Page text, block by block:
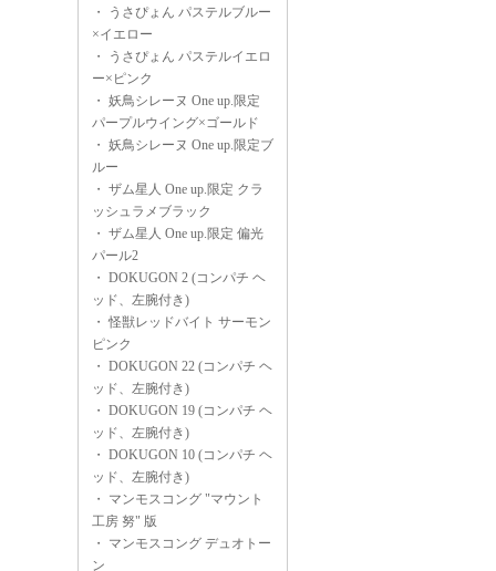
・
うさぴょん パステルブルー
×イエロー
・
うさぴょん パステルイエロ
ー×ピンク
・ 妖鳥シレーヌ One up.限定
パープルウイング×ゴールド
・ 妖鳥シレーヌ One up.限定ブ
ルー
・ ザム星人 One up.限定 クラ
ッシュラメブラック
・ ザム星人 One up.限定 偏光
パール2
・ DOKUGON 2 (コンパチ ヘ
ッド、左腕付き)
・怪獣レッドバイト サーモン
ピンク
・ DOKUGON 22 (コンパチ ヘ
ッド、左腕付き)
・ DOKUGON 19 (コンパチ ヘ
ッド、左腕付き)
・ DOKUGON 10 (コンパチ ヘ
ッド、左腕付き)
・ マンモスコング "マウント
工房 努" 版
・ マンモスコング デュオトー
ン